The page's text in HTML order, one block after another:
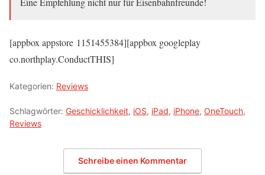
[appbox appstore 1151455384][appbox googleplay
co.northplay.ConductTHIS]
Kategorien: Reviews
Schlagwörter: Geschicklichkeit, iOS, iPad, iPhone, OneTouch,
Reviews
Schreibe einen Kommentar